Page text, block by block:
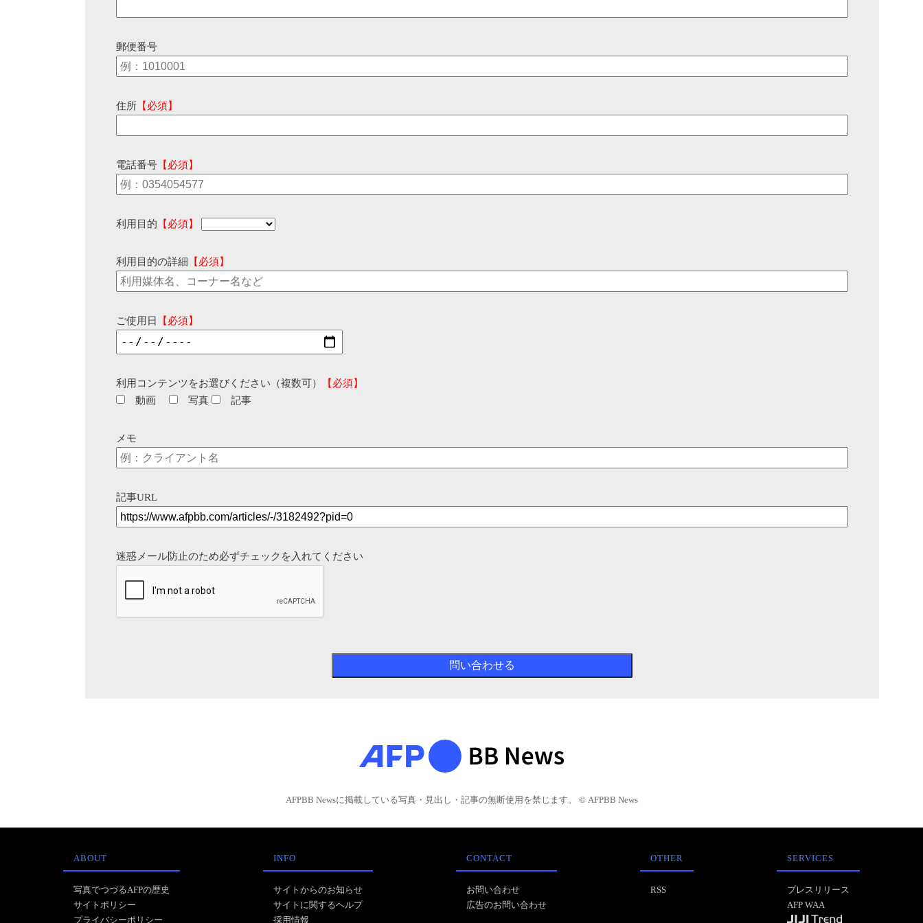
郵便番号
住所 【必須】
電話番号 【必須】
利用目的 【必須】
利用目的の詳細 【必須】
ご使用日 【必須】
利用コンテンツをお選びください（複数可）
【必須】
動画
写真 記事
メモ
記事URL
迷惑メール防止のため必ずチェックを入れてください
AFPBB Newsに掲載している写真・見出し・記事の無断使用を禁じます。 © AFPBB News
ABOUT
写真でつづるAFPの歴史
サイトポリシー
プライバシーポリシー
INFO
サイトからのお知らせ
サイトに関するヘルプ
採用情報
CONTACT
お問い合わせ
広告のお問い合わせ
OTHER
RSS
SERVICES
プレスリリース
AFP WAA